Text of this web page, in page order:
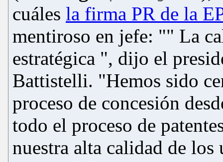
cuáles la firma PR de la
mentiroso en jefe: "" La
estratégica ", dijo el
Battistelli. "Hemos sido
proceso de concesión
todo el proceso de
nuestra alta calidad de los